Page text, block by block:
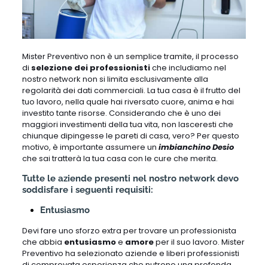
Mister Preventivo non è un semplice tramite, il processo
di selezione dei professionistiche includiamo nel
nostro network non si limita esclusivamente alla
regolarità dei dati commerciali. La tua casa è il frutto del
tuo lavoro, nella quale hai riversato cuore, anima e hai
investito tante risorse. Considerando che è uno dei
maggiori investimenti della tua vita, non lasceresti che
chiunque dipingesse le pareti di casa, vero? Per questo
motivo, è importante assumere un imbianchino Desio
che sai tratterà la tua casa con le cure che merita.
Tutte le aziende presenti nel nostro network devo
soddisfare i seguenti requisiti:
Entusiasmo
Devi fare uno sforzo extra per trovare un professionista
che abbia entusiasmoe amoreper il suo lavoro. Mister
Preventivo ha selezionato aziende e liberi professionisti